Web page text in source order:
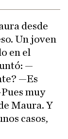
desde
Un joven
en el
—
—Es
muy
Maura. Y
casos,